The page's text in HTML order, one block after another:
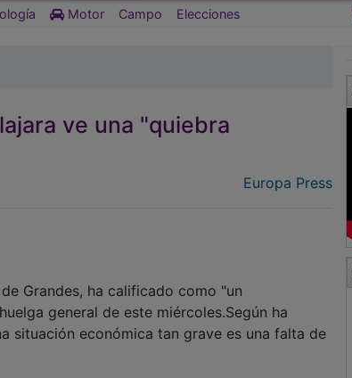
Motor Campo Elecciones
ve una "quiebra
Europa Press
Grandes, ha calificado como "un
general de este miércoles.Según ha
situación económica tan grave es una falta de